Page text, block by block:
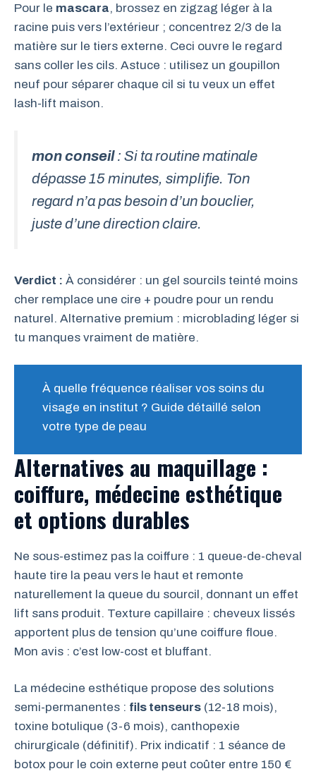
Pour le mascara, brossez en zigzag léger à la
racine puis vers l’extérieur ; concentrez 2/3 de la
matière sur le tiers externe. Ceci ouvre le regard
sans coller les cils. Astuce : utilisez un goupillon
neuf pour séparer chaque cil si tu veux un effet
lash-lift maison.
mon conseil: Si ta routine matinale
dépasse 15 minutes, simplifie. Ton
regard n’a pas besoin d’un bouclier,
juste d’une direction claire.
Verdict : À considérer : un gel sourcils teinté moins
cher remplace une cire + poudre pour un rendu
naturel. Alternative premium : microblading léger si
tu manques vraiment de matière.
À quelle fréquence réaliser vos soins du
visage en institut ? Guide détaillé selon
votre type de peau
Alternatives au maquillage :
coiffure, médecine esthétique
et options durables
Ne sous-estimez pas la coiffure : 1 queue-de-cheval
haute tire la peau vers le haut et remonte
naturellement la queue du sourcil, donnant un effet
lift sans produit. Texture capillaire : cheveux lissés
apportent plus de tension qu’une coiffure floue.
Mon avis : c’est low-cost et bluffant.
La médecine esthétique propose des solutions
semi-permanentes : fils tenseurs (12-18 mois),
toxine botulique (3-6 mois), canthopexie
chirurgicale (définitif). Prix indicatif : 1 séance de
botox pour le coin externe peut coûter entre 150 €